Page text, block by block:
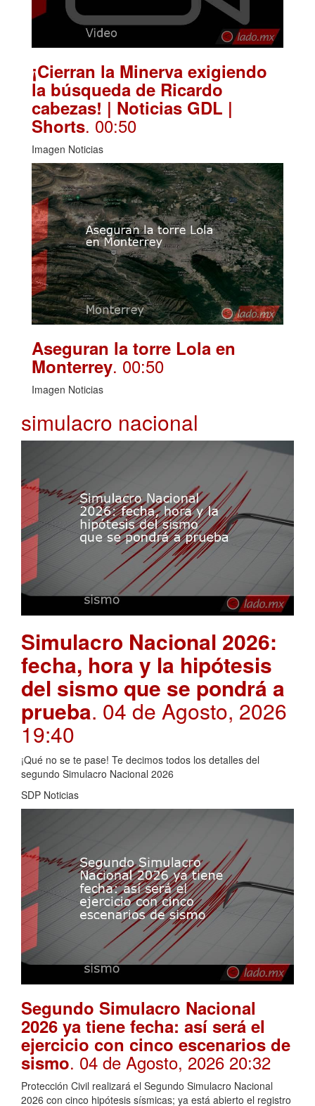
¡Cierran la Minerva exigiendo
la búsqueda de Ricardo
cabezas! | Noticias GDL |
Shorts. 00:50
Imagen Noticias
Aseguran la torre Lola en
Monterrey. 00:50
Imagen Noticias
simulacro nacional
Simulacro Nacional 2026:
fecha, hora y la hipótesis
del sismo que se pondrá a
prueba. 04 de Agosto, 2026
19:40
¡Qué no se te pase! Te decimos todos los detalles del
segundo Simulacro Nacional 2026
SDP Noticias
Segundo Simulacro Nacional
2026 ya tiene fecha: así será el
ejercicio con cinco escenarios de
sismo. 04 de Agosto, 2026 20:32
Protección Civil realizará el Segundo Simulacro Nacional
2026 con cinco hipótesis sísmicas; ya está abierto el registro